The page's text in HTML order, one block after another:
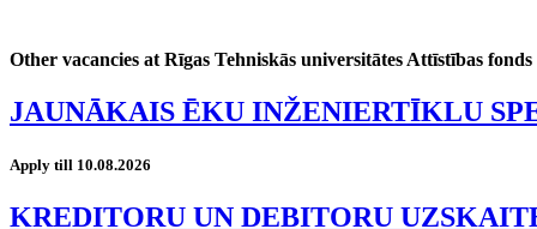
Other vacancies at Rīgas Tehniskās universitātes Attīstības fonds
JAUNĀKAIS ĒKU INŽENIERTĪKLU
Apply till 10.08.2026
KREDITORU UN DEBITORU